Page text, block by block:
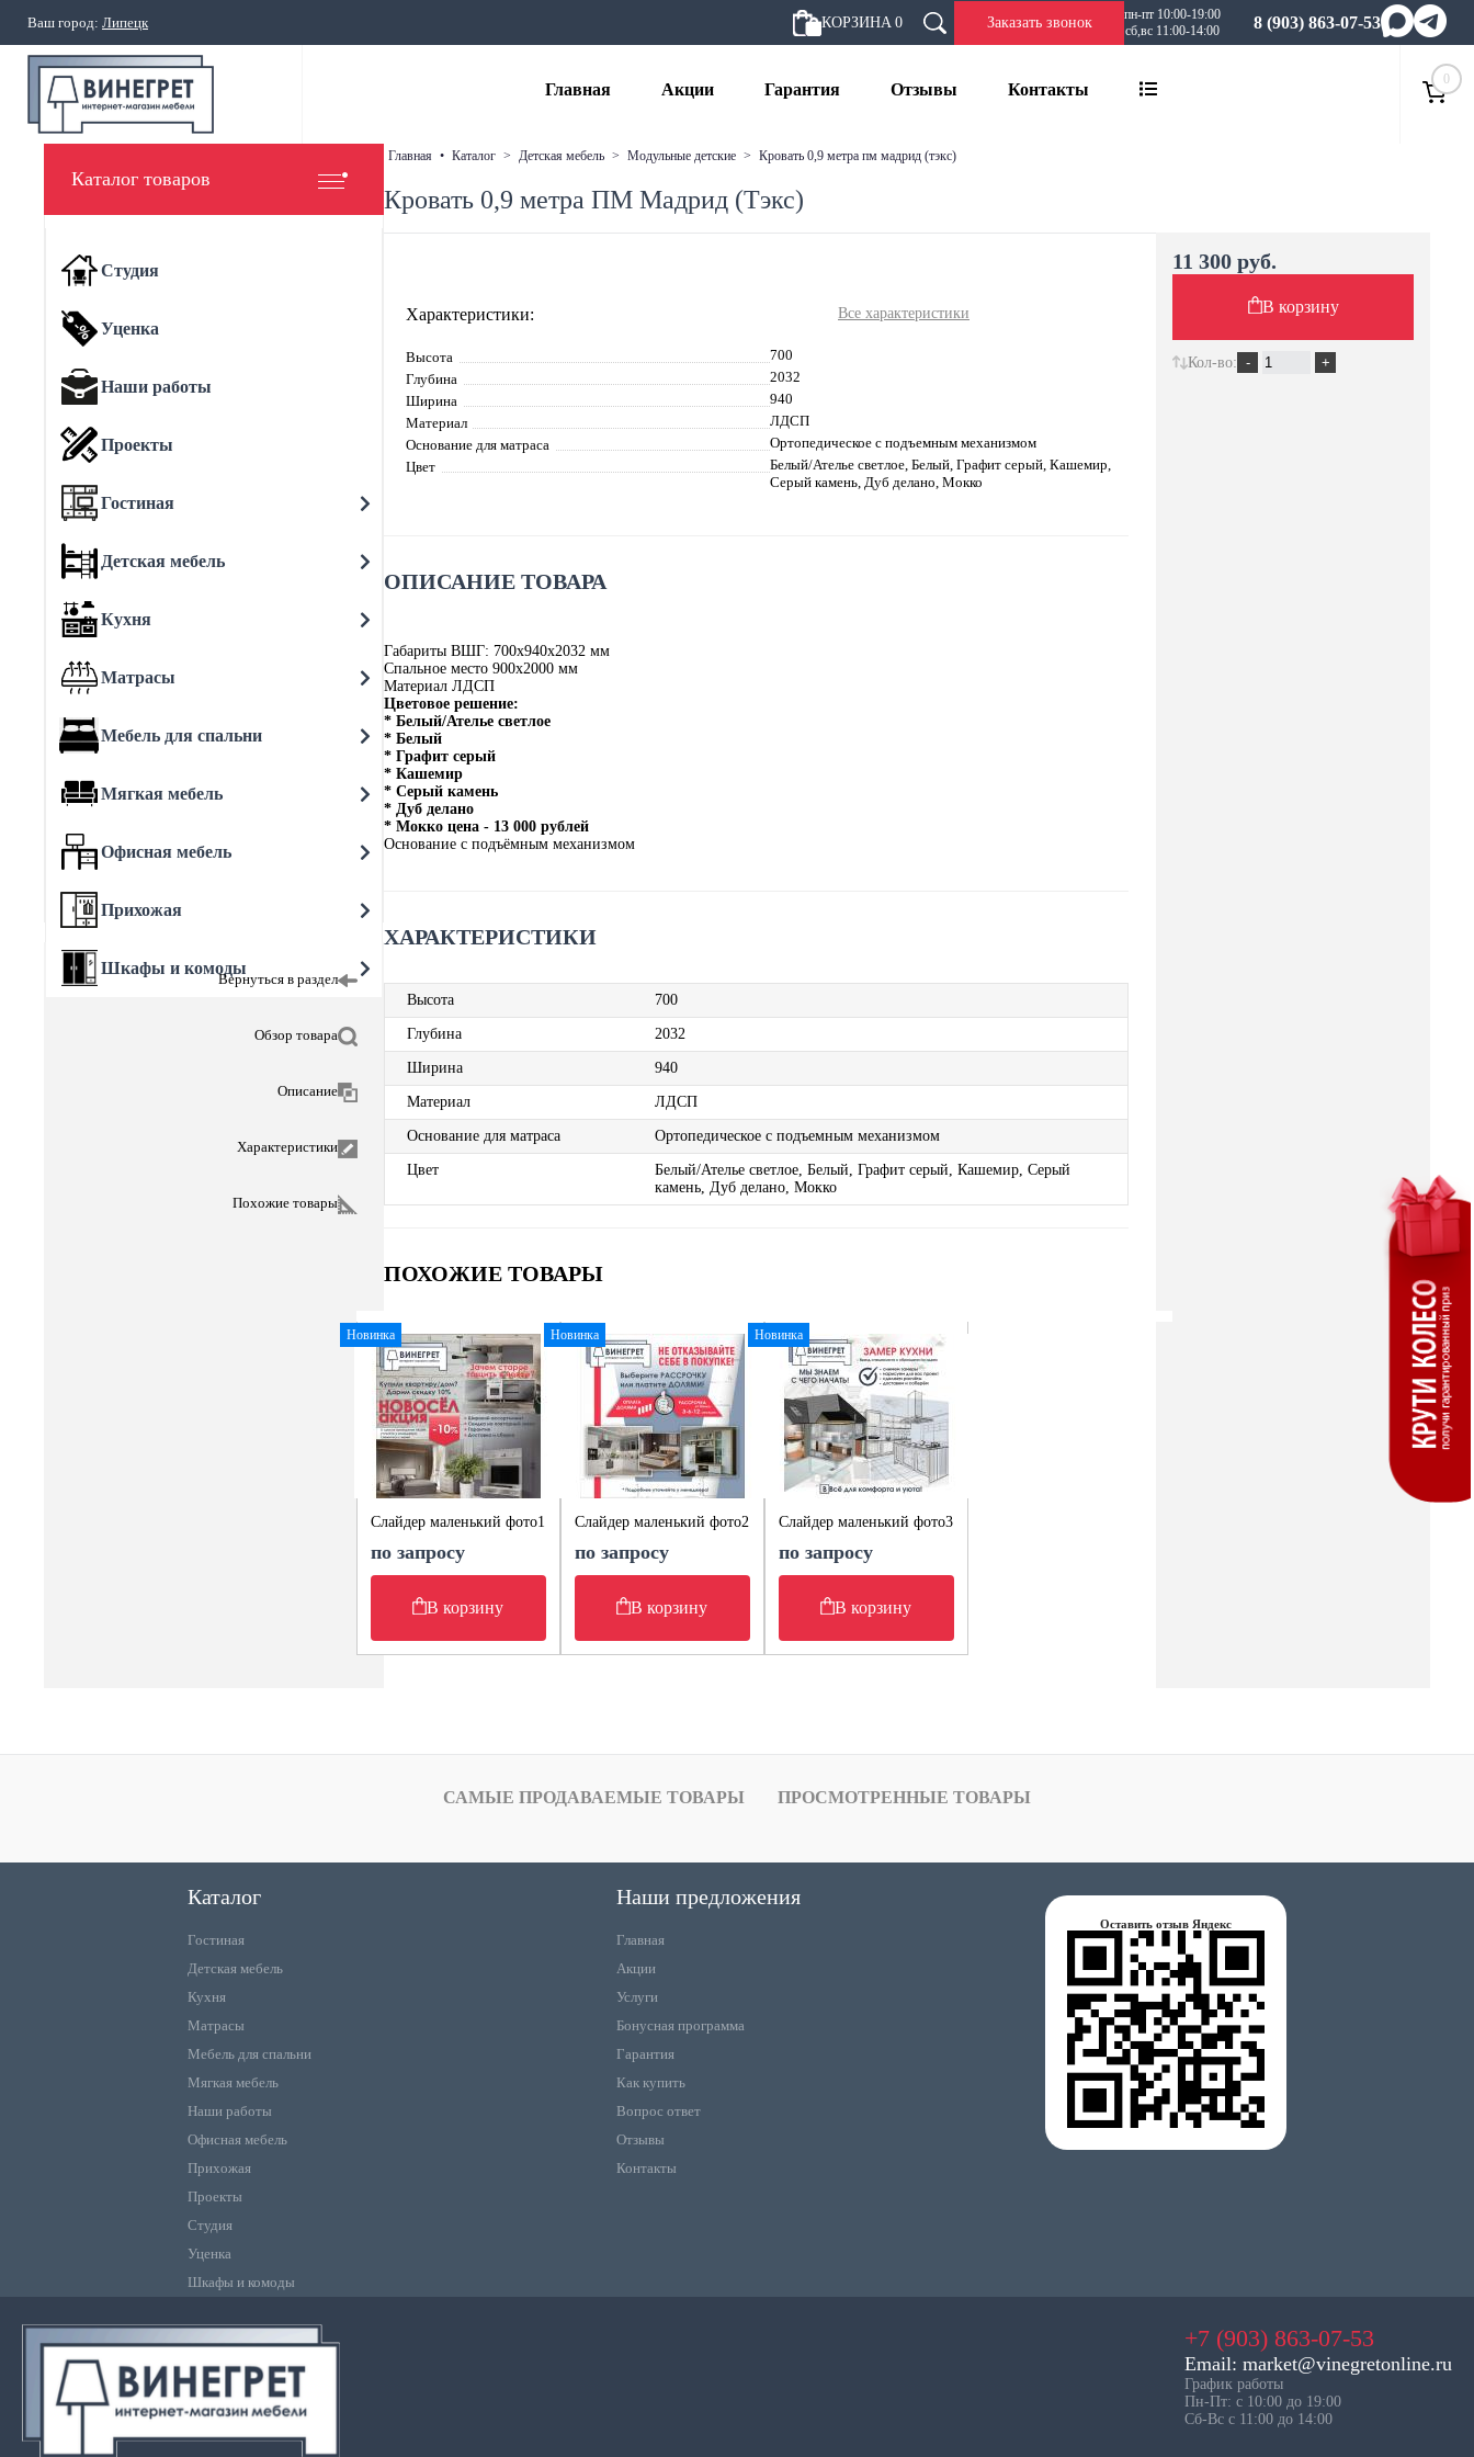
Ваш город: Липецк КОРЗИНА 0 Заказать звонок
пн-пт 10:00-19:00
сб,вс 11:00-14:00
8 (903) 863-07-53
Главная Акции Гарантия Отзывы Контакты
0
Каталог товаров
Студия
Уценка
Наши работы
Проекты
Гостиная
Детская мебель
Кухня
Матрасы
Мебель для спальни
Мягкая мебель
Офисная мебель
Прихожая
Шкафы и комоды
Вернуться в раздел
Обзор товара
Описание
Характеристики
Похожие товары
главная • каталог > детская мебель > модульные детские > кровать 0,9 метра пм мадрид (тэкс)
Кровать 0,9 метра ПМ Мадрид (Тэкс)
Характеристики: Все характеристики
Высота
700
Глубина
2032
Ширина
940
Материал
ЛДСП
Основание для матраса
Ортопедическое с подъемным механизмом
Цвет
Белый/Ателье светлое, Белый, Графит серый, Кашемир,
Серый камень, Дуб делано, Мокко
ОПИСАНИЕ ТОВАРА
Габариты ВШГ: 700х940х2032 мм
Спальное место 900х2000 мм
Материал ЛДСП
Цветовое решение:
* Белый/Ателье светлое
* Белый
* Графит серый
* Кашемир
* Серый камень
* Дуб делано
* Мокко цена - 13 000 рублей
Основание с подъёмным механизмом
ХАРАКТЕРИСТИКИ
Высота 700
Глубина 2032
Ширина 940
Материал ЛДСП
Основание для матраса Ортопедическое с подъемным механизмом
Цвет
Белый/Ателье светлое, Белый, Графит серый, Кашемир, Серый
камень, Дуб делано, Мокко
ПОХОЖИЕ ТОВАРЫ
Новинка
Слайдер маленький фото1
по запросу
В корзину
Новинка
Слайдер маленький фото2
по запросу
В корзину
Новинка
Слайдер маленький фото3
по запросу
В корзину
11 300 руб.
В корзину
Кол-во:
САМЫЕ ПРОДАВАЕМЫЕ ТОВАРЫ ПРОСМОТРЕННЫЕ ТОВАРЫ
Каталог
Гостиная
Детская мебель
Кухня
Матрасы
Мебель для спальни
Мягкая мебель
Наши работы
Офисная мебель
Прихожая
Проекты
Студия
Уценка
Шкафы и комоды
Наши предложения
Главная
Акции
Услуги
Бонусная программа
Гарантия
Как купить
Вопрос ответ
Отзывы
Контакты
Оставить отзыв Яндекс
+7 (903) 863-07-53
Email: market@vinegretonline.ru
График работы
Пн-Пт: с 10:00 до 19:00
Сб-Вс с 11:00 до 14:00